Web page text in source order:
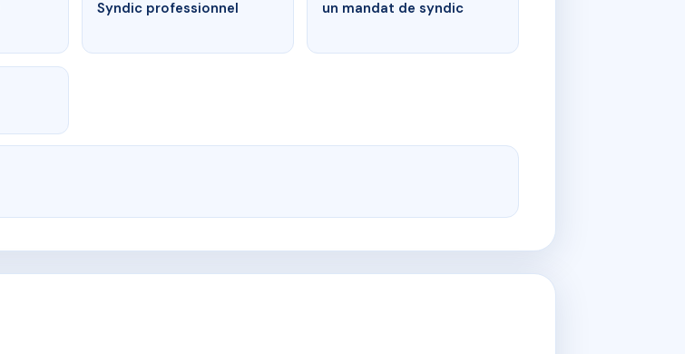
Syndic professionnel un mandat de syndic